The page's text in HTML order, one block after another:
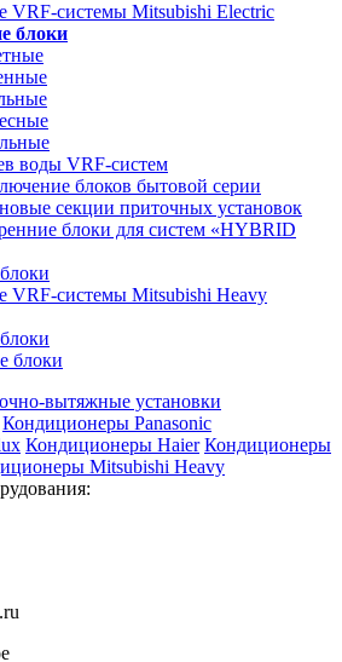
VRF-системы Mitsubishi Electric
блоки
воды VRF-систем
блоков бытовой серии
секции приточных установок
блоки для систем «HYBRID
VRF-системы Mitsubishi Heavy
блоки
вытяжные установки
Кондиционеры Panasonic
Кондиционеры Haier Кондиционеры
Mitsubishi Heavy